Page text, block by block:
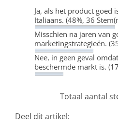
Ja, als het product goed
Italiaans. (48%, 36
Misschien na jaren van
marketingstrategieën.
Nee, in geen geval
beschermde markt is.
Totaal aantal
Deel dit artikel: